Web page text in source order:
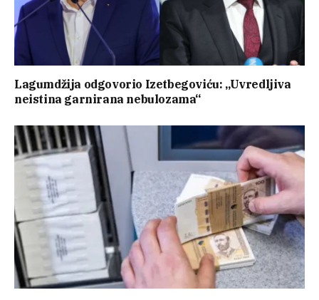
Lagumdžija odgovorio Izetbegoviću: „Uvredljiva
neistina garnirana nebulozama“